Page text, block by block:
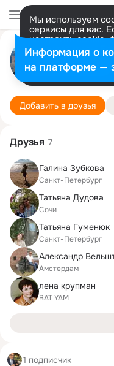
Мы используем
сервисы для вас.
настроить
представитель.
Разрешить все
Саша
Toronto
Добавить в друзья
Друзья 7
Галина Зубкова
Санкт-Петербург
Татьяна Дудова
Сочи
Татьяна Гуменюк
Санкт-Петербург
Александр
Амстердам
лена крупман
BAT YAM
1 подписчик
Информация о
на платформе —